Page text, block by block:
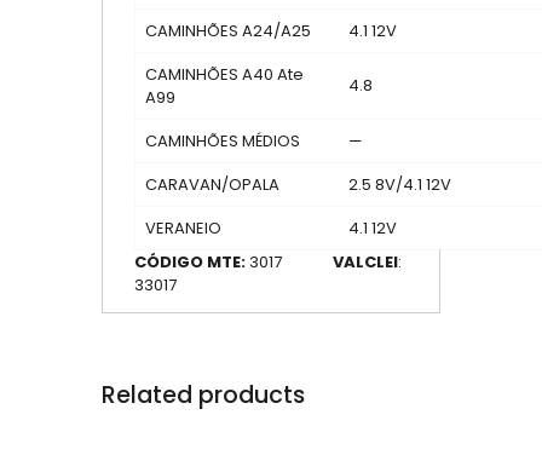
CAMINHÕES A24/A25
4.1 12V
CAMINHÕES A40 Ate
A99
4.8
CAMINHÕES MÉDIOS
—
CARAVAN/OPALA
2.5 8V/4.1 12V
VERANEIO
4.1 12V
CÓDIGO MTE:3017 VALCLEI:
33017
Related products